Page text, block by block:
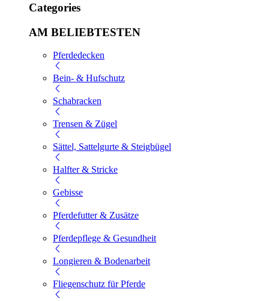
Categories
AM BELIEBTESTEN
Pferdedecken
Bein- & Hufschutz
Schabracken
Trensen & Zügel
Sättel, Sattelgurte & Steigbügel
Halfter & Stricke
Gebisse
Pferdefutter & Zusätze
Pferdepflege & Gesundheit
Longieren & Bodenarbeit
Fliegenschutz für Pferde